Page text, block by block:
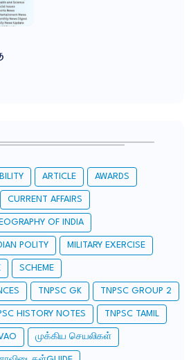
ARTICLE AWARDS
CURRENT AFFAIRS
OF INDIA
POLITY MILITARY EXERCISE
SCHEME
TNPSC GK TNPSC GROUP 2
HISTORY NOTES TNPSC TAMIL
முக்கிய செயலிகள்